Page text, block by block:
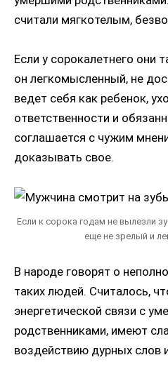
считали мягкотелым,
Если у сорокалетнего они
он легкомысленный, не
ведет себя как ребенок,
ответственности и
соглашается с чужим
доказывать свое.
Если к сорока годам не вылезли
еще не зрелый и
В народе говорят о
таких людей. Считалось,
энергетической связи с
родственниками, имеют
воздействию дурных слов